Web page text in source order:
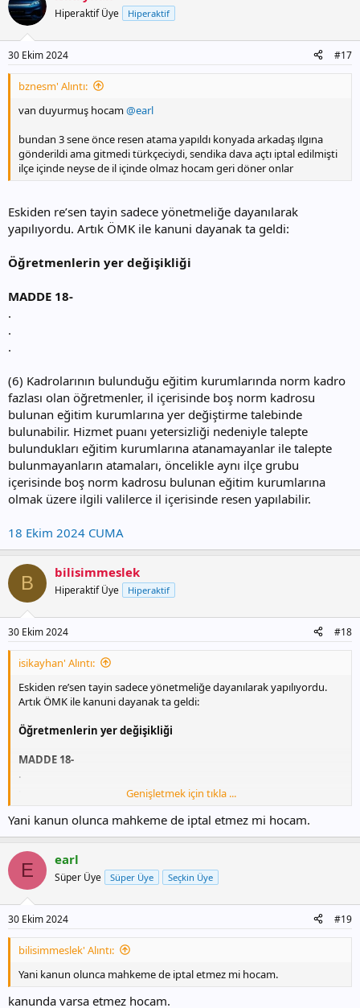
Hiperaktif Üye Hiperaktif
30 Ekim 2024 #17
bznesm' Alıntı:
van duyurmuş hocam@earl
bundan 3 sene önce resen atama yapıldı konyada arkadaş ılgına
gönderildi ama gitmedi türkçeciydi, sendika dava açtı iptal edilmişti
ilçe içinde neyse de il içinde olmaz hocam geri döner onlar
Eskiden re’sen tayin sadece yönetmeliğe dayanılarak
yapılıyordu. Artık ÖMK ile kanuni dayanak ta geldi:
Öğretmenlerin yer değişikliği
MADDE 18-
.
.
.
(6) Kadrolarının bulunduğu eğitim kurumlarında norm kadro
fazlası olan öğretmenler, il içerisinde boş norm kadrosu
bulunan eğitim kurumlarına yer değiştirme talebinde
bulunabilir. Hizmet puanı yetersizliği nedeniyle talepte
bulundukları eğitim kurumlarına atanamayanlar ile talepte
bulunmayanların atamaları, öncelikle aynı ilçe grubu
içerisinde boş norm kadrosu bulunan eğitim kurumlarına
olmak üzere ilgili valilerce il içerisinde resen yapılabilir.
18 Ekim 2024 CUMA
B bilisimmeslek
Hiperaktif Üye Hiperaktif
30 Ekim 2024 #18
isikayhan' Alıntı:
Eskiden re’sen tayin sadece yönetmeliğe dayanılarak yapılıyordu.
Artık ÖMK ile kanuni dayanak ta geldi:
Öğretmenlerin yer değişikliği
MADDE 18-
.
(6) Kadrolarının bulunduğu eğitim kurumlarında norm kadro fazlası
kurumlarına yer değiştirme talebinde bulunabilir. Hizmet puanı
yetersizliği nedeniyle talepte bulundukları eğitim kurumlarına
atanamayanlar ile talepte bulunmayanların atamaları, öncelikle aynı
ilçe grubu içerisinde boş norm kadrosu bulunan eğitim kurumlarına
olmak üzere ilgili valilerce il içerisinde resen yapılabilir.
18 Ekim 2024 CUMA
Genişletmek için tıkla ...
Yani kanun olunca mahkeme de iptal etmez mi hocam.
E earl
Süper Üye Süper Üye Seçkin Üye
30 Ekim 2024 #19
bilisimmeslek' Alıntı:
Yani kanun olunca mahkeme de iptal etmez mi hocam.
kanunda varsa etmez hocam.